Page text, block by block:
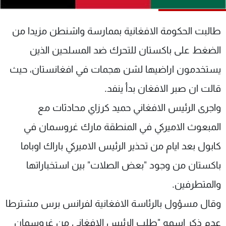
طالبت الحكومة الافغانية بممارسة واشنطن مزيدا من
الضغط على باكستان للتحرك ضد المسلحين الذين
يستخدمون اراضيها لشن هجمات في افغانستان، حيث
قالت ان صبر الافغان بدأ ينفد.
واجرى الرئيس الافغاني حميد كرزاي محادثات مع
المبعوث الاميركي في المنطقة مارك غروسمان في
كابول بعد ايام من تحذير الرئيس الاميركي باراك اوباما
باكستان من وجود "بعض الصلات" بين استخباراتها
والمتطرفين.
وقال مسؤول بالرئاسة الافغانية لفرانس برس مشترطا
عدم ذكر اسمه "طلب الرئيس الافغاني من غروسمان
شاهد البرامج
الترددات
الإنـتـاج
وظائف
تواصل معنا
شروط الإسـتخدام
سياسة الخصوصية